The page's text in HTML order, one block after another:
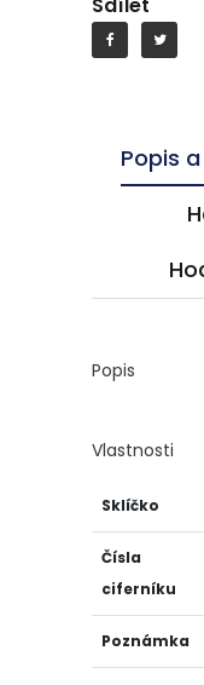
Popis
Popis
Vlastnosti
Sklíčko
Čísla
ciferníku
Poznámka